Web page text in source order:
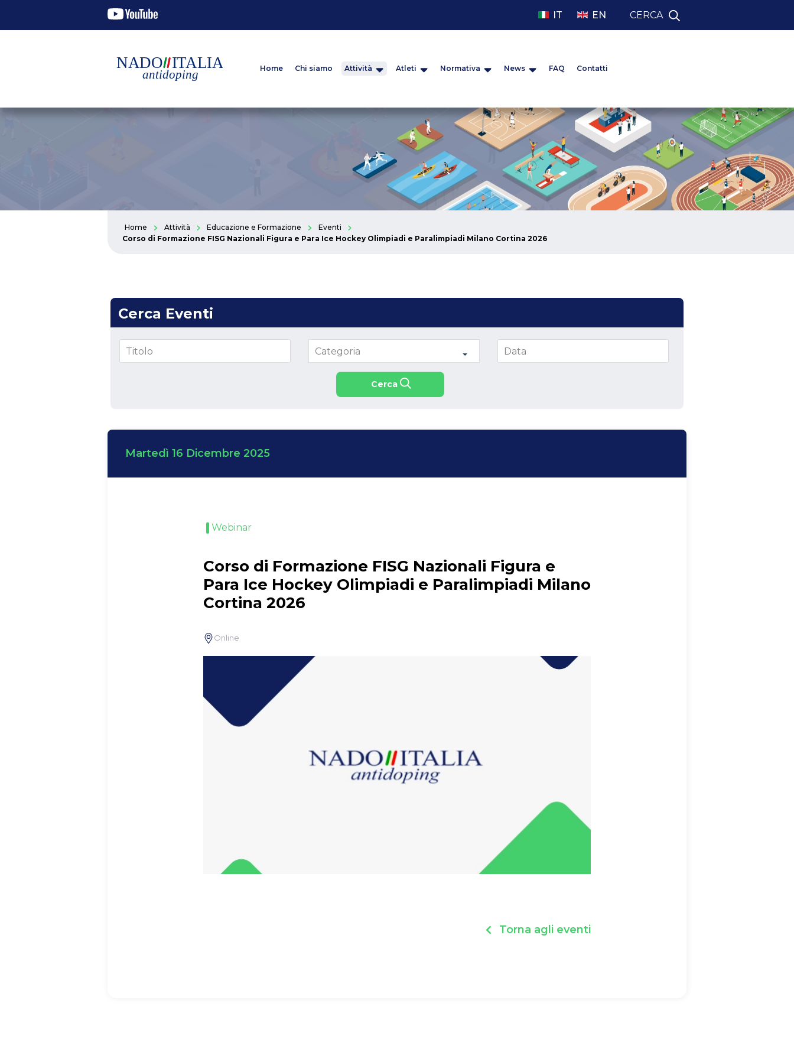
CERCA
IT EN
Home Chi siamo Attività Atleti Normativa News FAQ Contatti
Home Attività Educazione e Formazione
Eventi
Corso di Formazione FISG Nazionali Figura e Para Ice Hockey Olimpiadi e Paralimpiadi Milano Cortina 2026
Cerca Eventi
Categoria
Cerca
Martedì 16 Dicembre 2025
Webinar
Corso di Formazione FISG Nazionali Figura e
Para Ice Hockey Olimpiadi e Paralimpiadi Milano
Cortina 2026
Online
Torna agli eventi